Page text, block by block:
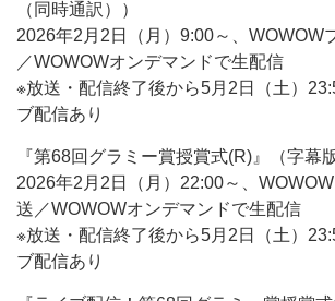
（同時通訳））
2026年2月2日（月）9:00～、WOWOW
／WOWOWオンデマンドで生配信
※放送・配信終了後から5月2日（土）
ブ配信あり
『第68回グラミー賞授賞式(R)』（字幕版
2026年2月2日（月）22:00～、
送／WOWOWオンデマンドで生配信
※放送・配信終了後から5月2日（土）
ブ配信あり